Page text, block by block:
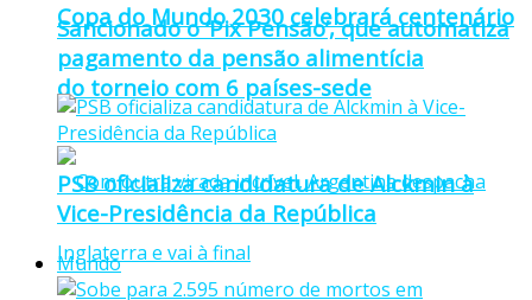
Copa do Mundo 2030 celebrará centenário
do torneio com 6 países-sede
Sancionado o ‘Pix Pensão’, que automatiza
pagamento da pensão alimentícia
PSB oficializa candidatura de Alckmin à
Vice-Presidência da República
Mundo